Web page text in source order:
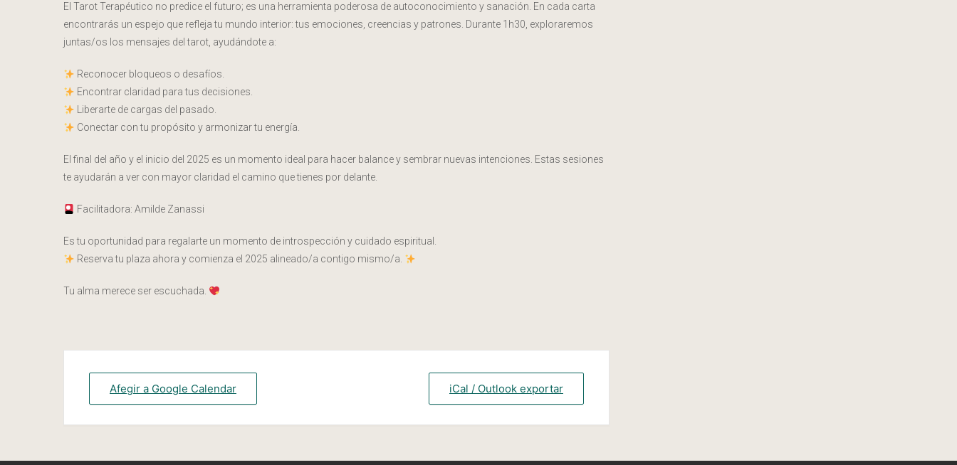
El Tarot Terapéutico no predice el futuro; es una herramienta poderosa de autoconocimiento y sanación. En cada carta
encontrarás un espejo que refleja tu mundo interior: tus emociones, creencias y patrones. Durante 1h30, exploraremos
juntas/os los mensajes del tarot, ayudándote a:
Reconocer bloqueos o desafíos.
Encontrar claridad para tus decisiones.
Liberarte de cargas del pasado.
Conectar con tu propósito y armonizar tu energía.
El final del año y el inicio del 2025 es un momento ideal para hacer balance y sembrar nuevas intenciones. Estas sesiones
te ayudarán a ver con mayor claridad el camino que tienes por delante.
Facilitadora: Amilde Zanassi
Es tu oportunidad para regalarte un momento de introspección y cuidado espiritual.
Reserva tu plaza ahora y comienza el 2025 alineado/a contigo mismo/a.
Tu alma merece ser escuchada.
Afegir a Google Calendar iCal / Outlook exportar